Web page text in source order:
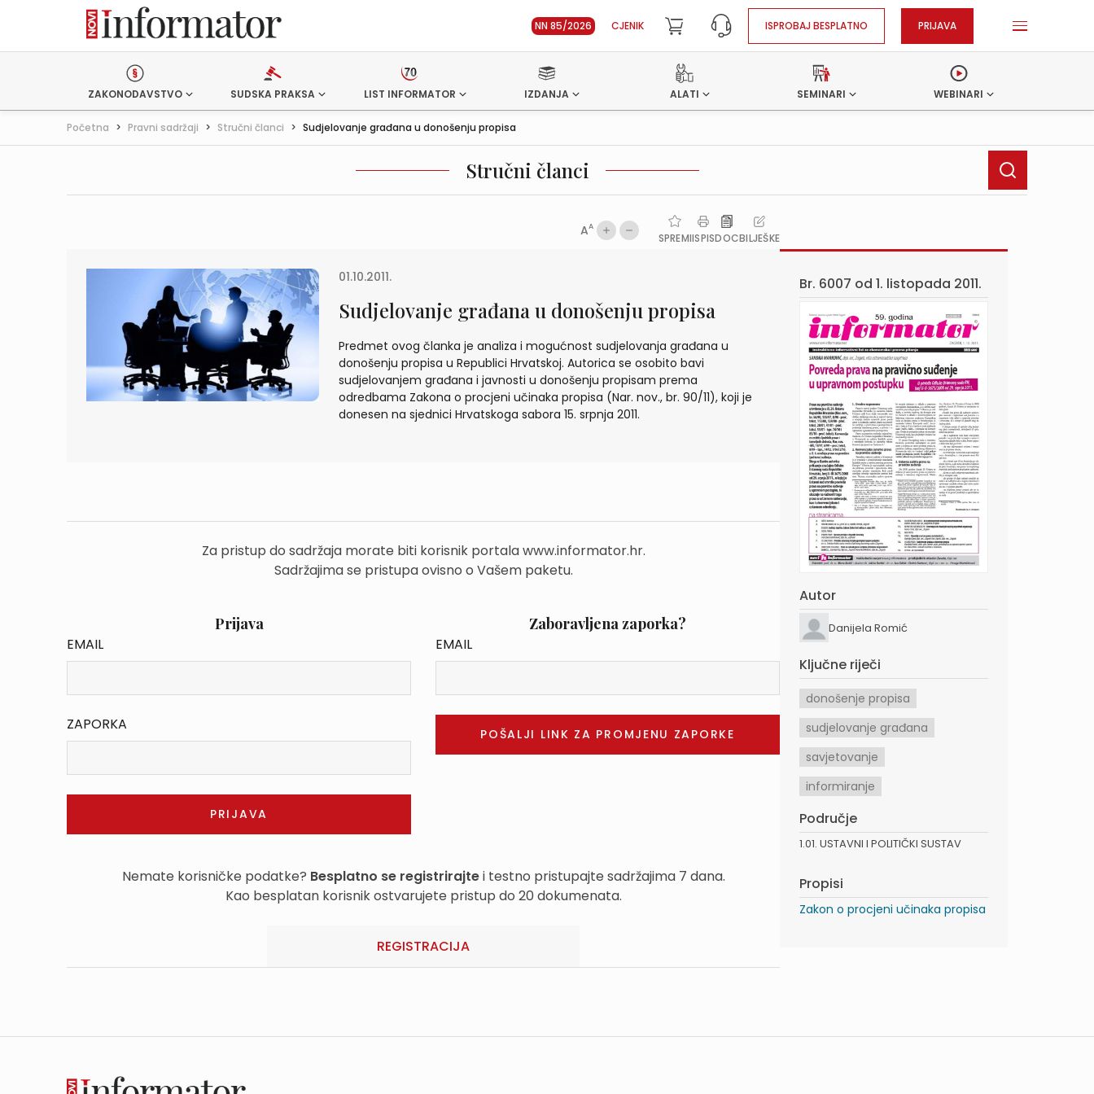
NN 85/2026 CJENIK ISPROBAJ BESPLATNO PRIJAVA
ZAKONODAVSTVO SUDSKA PRAKSA LIST INFORMATOR IZDANJA ALATI SEMINARI WEBINARI
Početna > Pravni sadržaji > Stručni članci > Sudjelovanje građana u donošenju propisa
Stručni članci
AA
SPREMIISPISDOCBILJEŠKE
01.10.2011.
Sudjelovanje građana u donošenju propisa
Predmet ovog članka je analiza i mogućnost sudjelovanja građana u
donošenju propisa u Republici Hrvatskoj. Autorica se osobito bavi
sudjelovanjem građana i javnosti u donošenju propisam prema
odredbama Zakona o procjeni učinaka propisa (Nar. nov., br. 90/11), koji je
donesen na sjednici Hrvatskoga sabora 15. srpnja 2011.
Za pristup do sadržaja morate biti korisnik portala www.informator.hr.
Sadržajima se pristupa ovisno o Vašem paketu.
Prijava
EMAIL
ZAPORKA
Zaboravljena zaporka?
EMAIL
Nemate korisničke podatke? Besplatno se registrirajtei testno pristupajte sadržajima 7 dana.
Kao besplatan korisnik ostvarujete pristup do 20 dokumenata.
REGISTRACIJA
Br. 6007 od 1. listopada 2011.
Autor
Danijela Romić
Ključne riječi
donošenje propisa
sudjelovanje građana
savjetovanje
informiranje
Područje
1.01. USTAVNI I POLITIČKI SUSTAV
Propisi
Zakon o procjeni učinaka propisa